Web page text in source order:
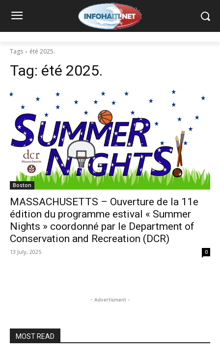
Tags été 2025.
Tag: été 2025.
Boston
MASSACHUSETTS – Ouverture de la 11e
édition du programme estival « Summer
Nights » coordonné par le Department of
Conservation and Recreation (DCR)
13 July, 2025 0
- Advertisment -
MOST READ